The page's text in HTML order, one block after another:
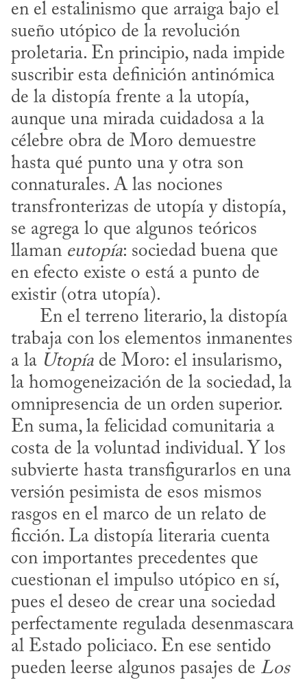
en el estalinismo que arraiga bajo el
sueño utópico de la revolución
proletaria. En principio, nada impide
suscribir esta definición antinómica
de la distopía frente a la utopía,
aunque una mirada cuidadosa a la
célebre obra de Moro demuestre
hasta qué punto una y otra son
connaturales. A las nociones
transfronterizas de utopía y distopía,
se agrega lo que algunos teóricos
llaman eutopía: sociedad buena que
en efecto existe o está a punto de
existir (otra utopía).
trabaja con los elementos inmanentes
a la Utopía de Moro: el insularismo,
la homogeneización de la sociedad, la
omnipresencia de un orden superior.
En suma, la felicidad comunitaria a
costa de la voluntad individual. Y los
subvierte hasta transfigurarlos en una
versión pesimista de esos mismos
rasgos en el marco de un relato de
ficción. La distopía literaria cuenta
con importantes precedentes que
cuestionan el impulso utópico en sí,
pues el deseo de crear una sociedad
perfectamente regulada desenmascara
al Estado policiaco. En ese sentido
pueden leerse algunos pasajes de Los